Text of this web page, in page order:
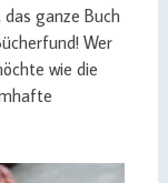
ganze Buch
Wer
wie die